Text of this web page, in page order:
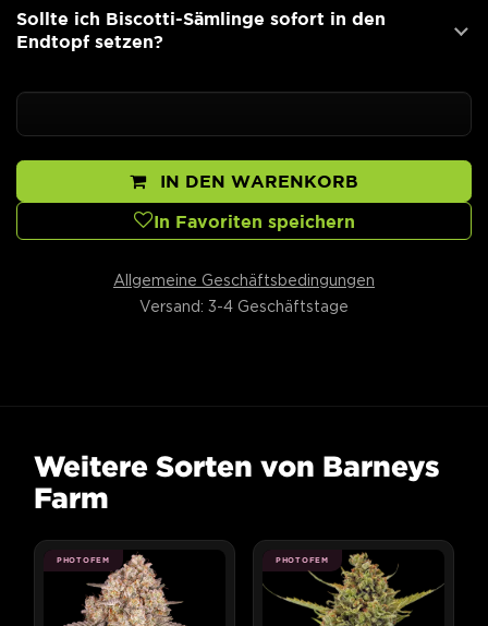
Sollte ich Biscotti-Sämlinge sofort in den
Endtopf setzen?
IN DEN WARENKORB
In Favoriten speichern
Allgemeine Geschäftsbedingungen
Versand: 3-4 Geschäftstage
Weitere Sorten von Barneys
Farm
PHOTOFEM PHOTOFEM